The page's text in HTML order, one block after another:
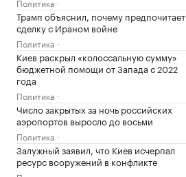
Трамп объяснил, почему предпочитает
сделку с Ираном войне
Политика
Киев раскрыл «колоссальную сумму»
бюджетной помощи от Запада с 2022
года
Политика
Число закрытых за ночь российских
аэропортов выросло до восьми
Политика
Залужный заявил, что Киев исчерпал
ресурс вооружений в конфликте